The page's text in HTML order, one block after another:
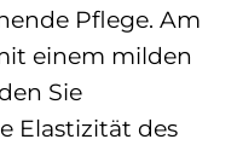
Pflege. Am
einem milden
Sie
Elastizität des